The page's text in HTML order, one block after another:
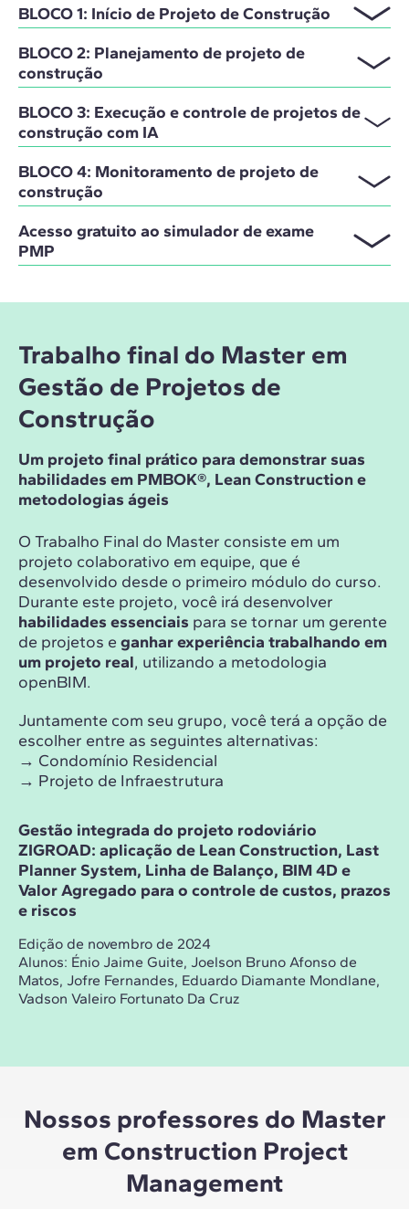
BLOCO 1: Início de Projeto de Construção
BLOCO 2: Planejamento de projeto de
construção
BLOCO 3: Execução e controle de projetos de
construção com IA
BLOCO 4: Monitoramento de projeto de
construção
Acesso gratuito ao simulador de exame
PMP
Trabalho final do Master em
Gestão de Projetos de
Construção
Um projeto final prático para demonstrar suas
habilidades em PMBOK®, Lean Construction e
metodologias ágeis
O Trabalho Final do Master consiste em um
projeto colaborativo em equipe, que é
desenvolvido desde o primeiro módulo do curso.
Durante este projeto, você irá desenvolver
habilidades essenciais para se tornar um gerente
de projetos e ganhar experiência trabalhando em
um projeto real, utilizando a metodologia
openBIM.
Juntamente com seu grupo, você terá a opção de
escolher entre as seguintes alternativas:
→ Condomínio Residencial
→ Projeto de Infraestrutura
Gestão integrada do projeto rodoviário
ZIGROAD: aplicação de Lean Construction, Last
Planner System, Linha de Balanço, BIM 4D e
Valor Agregado para o controle de custos, prazos
e riscos
Edição de novembro de 2024
Alunos: Énio Jaime Guite, Joelson Bruno Afonso de
Matos, Jofre Fernandes, Eduardo Diamante Mondlane,
Vadson Valeiro Fortunato Da Cruz
Nossos professores do Master
em Construction Project
Management